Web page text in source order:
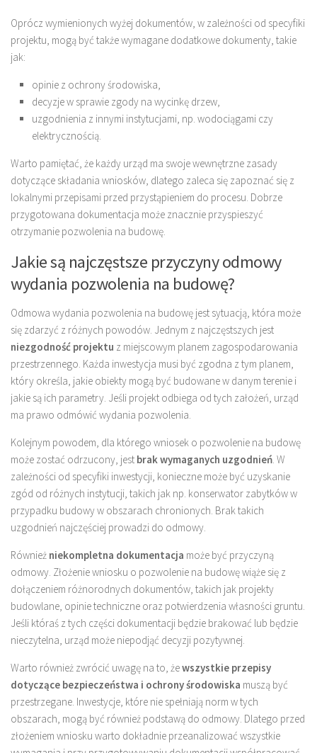
Oprócz wymienionych wyżej dokumentów, w zależności od specyfiki
projektu, mogą być także wymagane dodatkowe dokumenty, takie
jak:
opinie z ochrony środowiska,
decyzje w sprawie zgody na wycinkę drzew,
uzgodnienia z innymi instytucjami, np. wodociągami czy
elektrycznością.
Warto pamiętać, że każdy urząd ma swoje wewnętrzne zasady
dotyczące składania wniosków, dlatego zaleca się zapoznać się z
lokalnymi przepisami przed przystąpieniem do procesu. Dobrze
przygotowana dokumentacja może znacznie przyspieszyć
otrzymanie pozwolenia na budowę.
Jakie są najczęstsze przyczyny odmowy
wydania pozwolenia na budowę?
Odmowa wydania pozwolenia na budowę jest sytuacją, która może
się zdarzyć z różnych powodów. Jednym z najczęstszych jest
niezgodność projektu z miejscowym planem zagospodarowania
przestrzennego. Każda inwestycja musi być zgodna z tym planem,
który określa, jakie obiekty mogą być budowane w danym terenie i
jakie są ich parametry. Jeśli projekt odbiega od tych założeń, urząd
ma prawo odmówić wydania pozwolenia.
Kolejnym powodem, dla którego wniosek o pozwolenie na budowę
może zostać odrzucony, jest brak wymaganych uzgodnień . W
zależności od specyfiki inwestycji, konieczne może być uzyskanie
zgód od różnych instytucji, takich jak np. konserwator zabytków w
przypadku budowy w obszarach chronionych. Brak takich
uzgodnień najczęściej prowadzi do odmowy.
Również niekompletna dokumentacja może być przyczyną
odmowy. Złożenie wniosku o pozwolenie na budowę wiąże się z
dołączeniem różnorodnych dokumentów, takich jak projekty
budowlane, opinie techniczne oraz potwierdzenia własności gruntu.
Jeśli któraś z tych części dokumentacji będzie brakować lub będzie
nieczytelna, urząd może niepodjąć decyzji pozytywnej.
Warto również zwrócić uwagę na to, żewszystkie przepisy
dotyczące bezpieczeństwa i ochrony środowiska muszą być
przestrzegane. Inwestycje, które nie spełniają norm w tych
obszarach, mogą być również podstawą do odmowy. Dlatego przed
złożeniem wniosku warto dokładnie przeanalizować wszystkie